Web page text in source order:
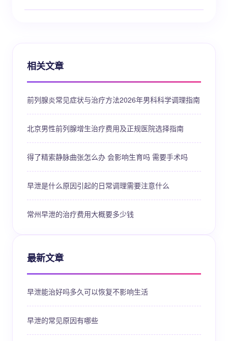
相关文章
前列腺炎常见症状与治疗方法2026年男科科学调理指南
北京男性前列腺增生治疗费用及正规医院选择指南
得了精索静脉曲张怎么办 会影响生育吗 需要手术吗
早泄是什么原因引起的日常调理需要注意什么
常州早泄的治疗费用大概要多少钱
最新文章
早泄能治好吗多久可以恢复不影响生活
早泄的常见原因有哪些